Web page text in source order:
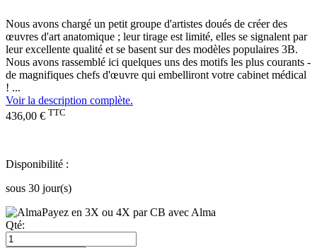
Nous avons chargé un petit groupe d'artistes doués de créer des
œuvres d'art anatomique ; leur tirage est limité, elles se signalent par
leur excellente qualité et se basent sur des modèles populaires 3B.
Nous avons rassemblé ici quelques uns des motifs les plus courants -
de magnifiques chefs d'œuvre qui embelliront votre cabinet médical
! ...
Voir la description complète.
436,00 € TTC
Disponibilité :
sous 30 jour(s)
Payez en 3X ou 4X par CB avec Alma
Qté: